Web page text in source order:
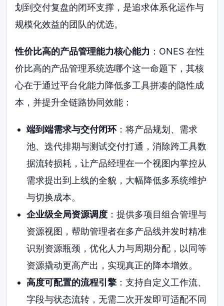
划到交付复盘的闭环支撑，是追求体系化运作与
规模化效益的团队的优选。
性价比高的产品管理能力核心能力 ：ONES 在性
价比高的产品管理系统选哪个这一命题下，其核
心在于通过平台化能力降低多工具拼凑的隐性成
本，并提升全链路协同效能：
端到端需求与交付闭环：将产品规划、需求
池、迭代排期与测试交付打通，消除跨工具数
据流转损耗，让产品经理在一个视图内掌控从
需求提出到上线的全貌，大幅降低多系统维护
与切换成本。
企业级全局资源调度：提供多项目组合管理与
资源视图，帮助管理者在多产品线并发时精准
识别资源瓶颈，优化人力与周期分配，以同等
资源撬动更高产出，实现真正的降本增效。
高度可配置的流程引擎：支持自定义工作流、
字段与状态流转，无需二次开发即可适配不同